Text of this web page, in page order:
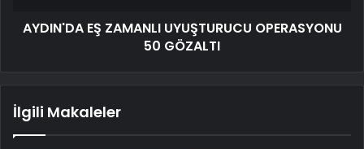
AYDIN'DA EŞ ZAMANLI UYUŞTURUCU OPERASYONU
50 GÖZALTI
İlgili Makaleler